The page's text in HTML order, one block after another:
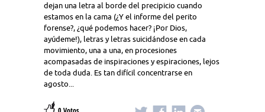
dejan una letra al borde del precipicio cuando
estamos en la cama (¿Y el informe del perito
forense?, ¿qué podemos hacer? ¡Por Dios,
ayúdeme!), letras y letras suicidándose en cada
movimiento, una a una, en procesiones
acompasadas de inspiraciones y espiraciones, lejos
de toda duda. Es tan difícil concentrarse en
agosto...